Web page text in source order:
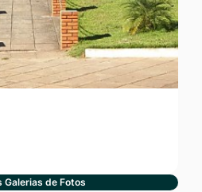
Galerias de Fotos